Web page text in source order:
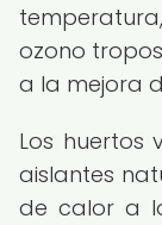
ozono
a la mejora
Los huertos
aislantes
de calor a